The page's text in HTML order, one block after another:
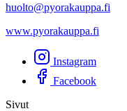
huolto@pyorakauppa.fi
www.pyorakauppa.fi
Instagram
Facebook
Sivut